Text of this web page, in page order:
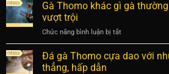
ưu
chuẩn
ra
chiến
kê
dòng
gà
Thomo
và
chiến
Gà Thomo khác gì gà
vượt trội
Chức năng bình luận bị tắtở
Gà
Thomo
Đá gà Thomo cựa dao với
thẳng, hấp dẫn